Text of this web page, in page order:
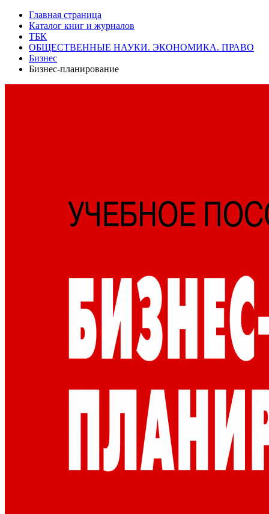
Главная страница
Каталог книг и журналов
ТБК
ОБЩЕСТВЕННЫЕ НАУКИ. ЭКОНОМИКА. ПРАВО
Бизнес
Бизнес-планирование